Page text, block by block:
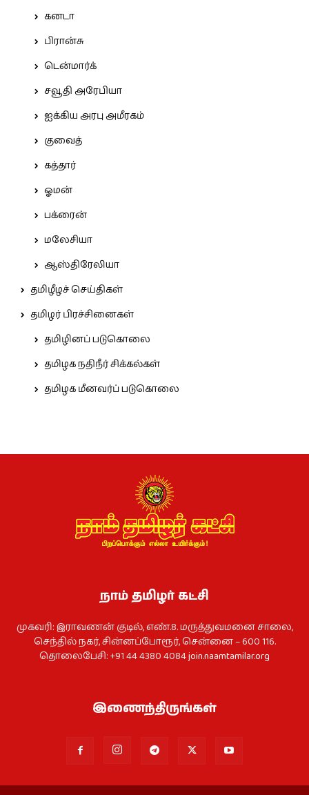
கனடா
பிரான்சு
டென்மார்க்
சவூதி அரேபியா
ஐக்கிய அரபு அமீரகம்
குவைத்
கத்தார்
ஓமன்
பக்ரைன்
மலேசியா
ஆஸ்திரேலியா
தமிழீழச் செய்திகள்
தமிழர் பிரச்சினைகள்
தமிழினப் படுகொலை
தமிழக நதிநீர் சிக்கல்கள்
தமிழக மீனவர்ப் படுகொலை
நாம் தமிழர் கட்சி
முகவரி: இராவணன் குடில், எண்.8. மருத்துவமனை சாலை,
செந்தில் நகர், சின்னப்போரூர், சென்னை – 600 116.
தொலைபேசி: +91 44 4380 4084join.naamtamilar.org
இணைந்திருங்கள்